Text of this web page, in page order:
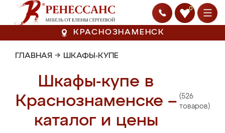
0
КРАСНОЗНАМЕНСК
ГЛАВНАЯ → ШКАФЫ-КУПЕ
Шкафы-купе в
Краснознаменске –
каталог и цены
(526
товаров)